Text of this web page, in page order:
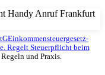
Einkommensteuergesetz-
Regelt Steuerpflicht beim
und Praxis.